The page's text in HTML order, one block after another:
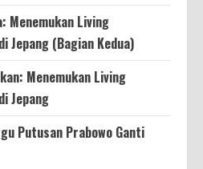
Menemukan Living
Jepang (Bagian Kedua)
Menemukan Living
Jepang
Putusan Prabowo Ganti